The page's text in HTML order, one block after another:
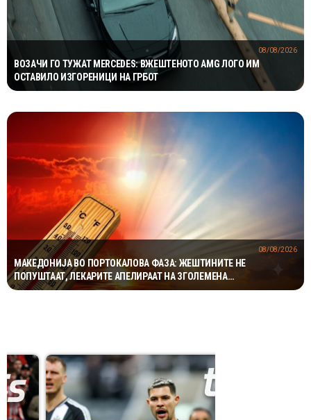
ВОЗАЧИ ГО ТУЖАТ MERCEDES: ВЖЕШТЕНОТО AMG ЛОГО ИМ
ОСТАВИЛО ИЗГОРЕНИЦИ НА ГРБОТ
08/08/2026
МАКЕДОНИЈА ВО ПОРТОКАЛОВА ФАЗА: ЖЕШТИНИТЕ НЕ
ПОПУШТААТ, ЛЕКАРИТЕ АПЕЛИРААТ НА ЗГОЛЕМЕНА
ПРЕТПАЗЛИВОСТ
08/08/2026